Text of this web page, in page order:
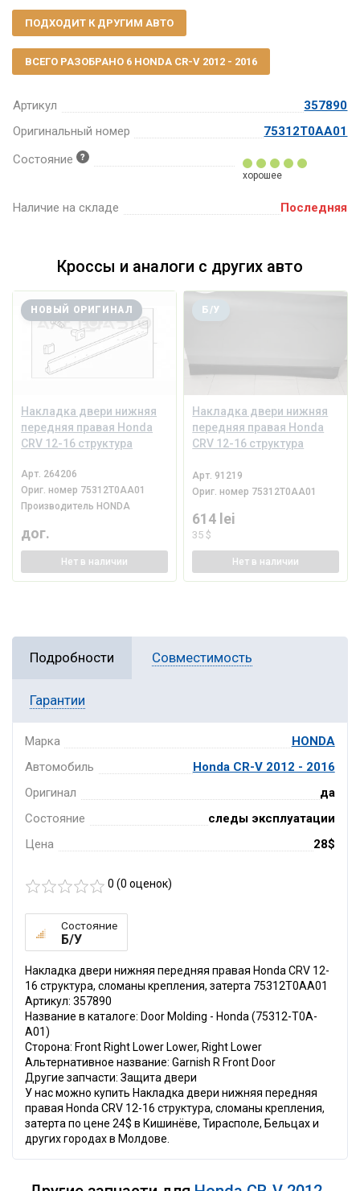
Артикул
357890
Оригинальный номер
75312T0AA01
Состояние
хорошее
Наличие на складе Последняя
ПОДХОДИТ К ДРУГИМ АВТО
ВСЕГО РАЗОБРАНО 6 HONDA CR-V 2012 - 2016
Кроссы и аналоги с других авто
Накладка двери нижняя
передняя правая Honda
CRV 12-16 структура
НОВЫЙ ОРИГИНАЛ
Арт. 264206
Ориг. номер 75312T0AA01
Производитель HONDA
дог.
Нет в наличии
Накладка двери нижняя
передняя правая Honda
CRV 12-16 структура
Б/У
Арт. 91219
Ориг. номер 75312T0AA01
614 lei
35 $
Нет в наличии
Подробности Совместимость
Гарантии
Марка
HONDA
Автомобиль
Honda CR-V 2012 - 2016
Оригинал
да
Состояние
следы эксплуатации
Цена
28$
0 (0 оценок)
Состояние
Б/У
Накладка двери нижняя передняя правая Honda CRV 12-
16 структура, сломаны крепления, затерта 75312T0AA01
Артикул: 357890
Название в каталоге: Door Molding - Honda (75312-T0A-
A01)
Сторона: Front Right Lower Lower, Right Lower
Альтернативное название: Garnish R Front Door
Другие запчасти: Защита двери
У нас можно купить Накладка двери нижняя передняя
правая Honda CRV 12-16 структура, сломаны крепления,
затерта по цене 24$ в Кишинёве, Тирасполе, Бельцах и
других городах в Молдове.